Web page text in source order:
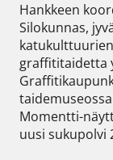
Hankkeen
Silokunnas,
graffititaidetta
taidemuseossa
Momentti-
uusi sukupolvi